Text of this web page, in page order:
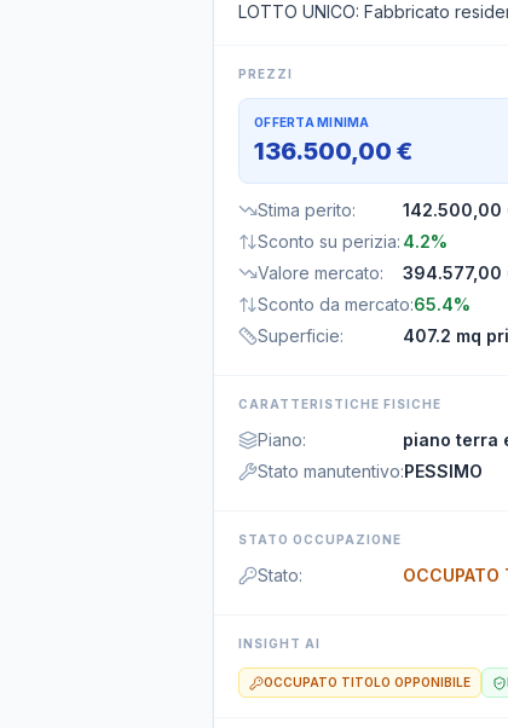
LOTTO UNICO: Fabbricato
PREZZI
OFFERTA MINIMA
136.500,00 €
Stima perito:
142.500,00
Sconto su perizia: 4.2%
Valore mercato:
394.577,00
Sconto da mercato:65.4%
Superficie: 407.2 mq
CARATTERISTICHE FISICHE
Piano:
piano terra
Stato manutentivo:PESSIMO
STATO OCCUPAZIONE
Stato: OCCUPATO
INSIGHT AI
OCCUPATO TITOLO OPPONIBILE